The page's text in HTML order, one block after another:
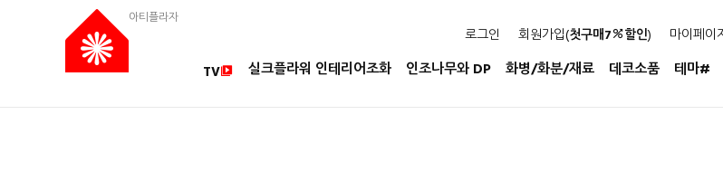
아티플라자
로그인 회원가입(첫구매7 할인) 마이페이
TV 실크플라워 인테리어조화 인조나무와 DP 화병/화분/재료 데코소품 테마#